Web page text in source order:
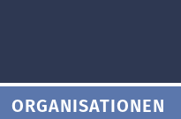
ORGANISATIONEN